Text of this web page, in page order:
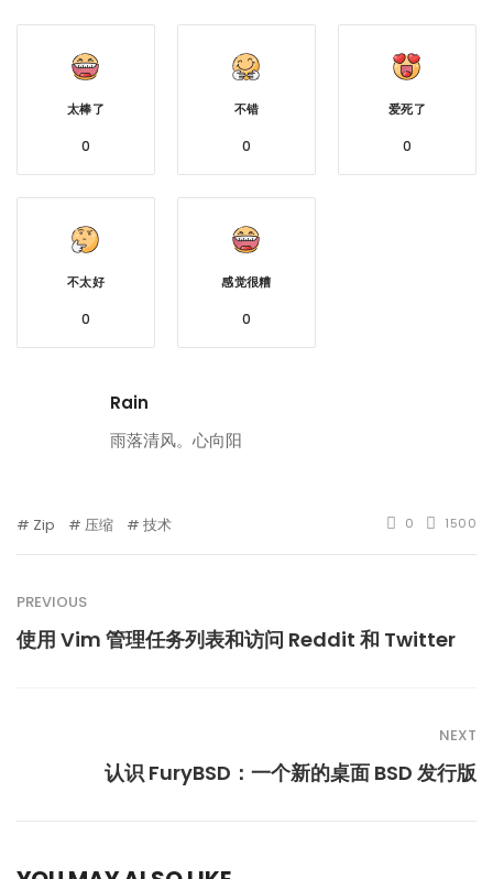
太棒了
0
不错
0
爱死了
0
不太好
0
感觉很糟
0
Rain
雨落清风。心向阳
Zip 压缩 技术 0 1500
PREVIOUS
使用 Vim 管理任务列表和访问 Reddit 和 Twitter
NEXT
认识 FuryBSD：一个新的桌面 BSD 发行版